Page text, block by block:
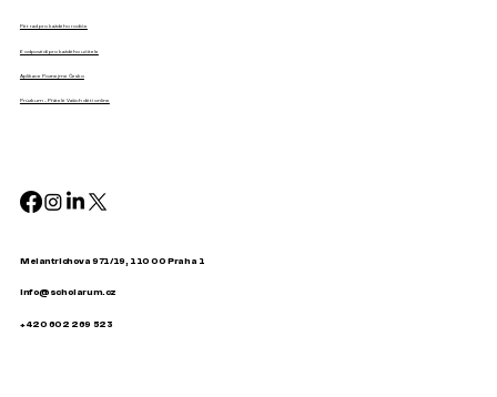
Melantrichova 971/19, 110 00 Praha 1
info@scholarum.cz
+420 602 269 523
Pět rad pro každého rodiče
6 odpovědí pro každého učitele
Aplikace Poznejme Česko
Průzkum - Přátelé Vašich dětí online